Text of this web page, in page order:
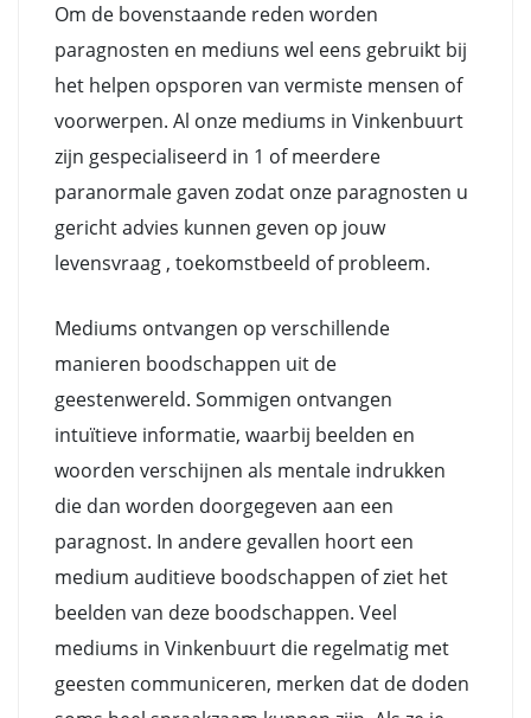
Om de bovenstaande reden worden
paragnosten en mediuns wel eens gebruikt bij
het helpen opsporen van vermiste mensen of
voorwerpen. Al onze mediums in Vinkenbuurt
zijn gespecialiseerd in 1 of meerdere
paranormale gaven zodat onze paragnosten u
gericht advies kunnen geven op jouw
levensvraag , toekomstbeeld of probleem.
Mediums ontvangen op verschillende
manieren boodschappen uit de
geestenwereld. Sommigen ontvangen
intuïtieve informatie, waarbij beelden en
woorden verschijnen als mentale indrukken
die dan worden doorgegeven aan een
paragnost. In andere gevallen hoort een
medium auditieve boodschappen of ziet het
beelden van deze boodschappen. Veel
mediums in Vinkenbuurt die regelmatig met
geesten communiceren, merken dat de doden